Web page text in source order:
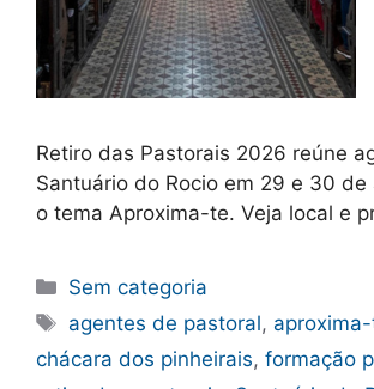
Retiro das Pastorais 2026 reúne
Santuário do Rocio em 29 e 30 de
o tema Aproxima-te. Veja local e
Categorias
Sem categoria
Tags
agentes de pastoral,
chácara dos pinheirais, formação